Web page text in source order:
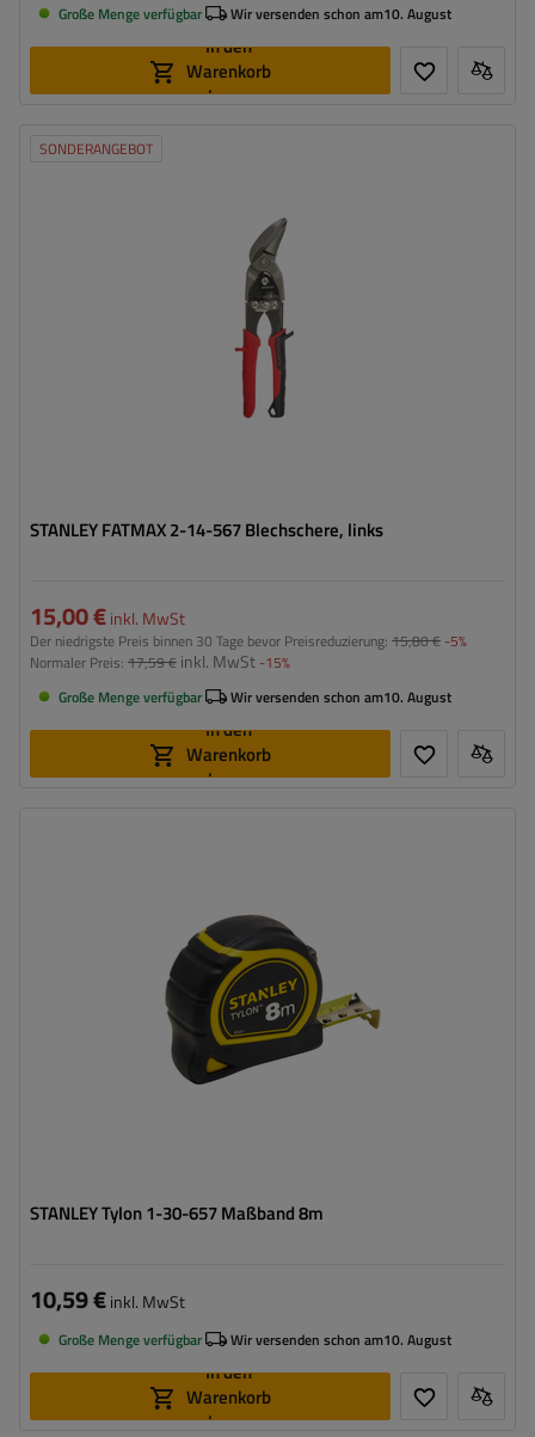
Große Menge verfügbar Wir versenden schon am10. August
In den
Warenkorb
legen
SONDERANGEBOT
STANLEY FATMAX 2-14-567 Blechschere, links
15,00 €inkl. MwSt
Der niedrigste Preis binnen 30 Tage bevor Preisreduzierung: 15,80 € -5%
Normaler Preis: 17,59 € inkl. MwSt -15%
Große Menge verfügbar
Wir versenden schon am10. August
In den
Warenkorb
legen
STANLEY Tylon 1-30-657 Maßband 8m
10,59 €inkl. MwSt
Große Menge verfügbar Wir versenden schon am10. August
In den
Warenkorb
legen